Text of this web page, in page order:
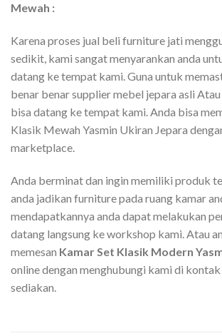
Mewah :
Karena proses jual beli furniture jati
sedikit, kami sangat menyarankan anda
datang ke tempat kami. Guna untuk
benar benar supplier mebel jepara asli
bisa datang ke tempat kami. Anda bisa
Klasik Mewah Yasmin Ukiran Jepara
marketplace.
Anda berminat dan ingin memiliki produk
anda jadikan furniture pada ruang kamar
mendapatkannya anda dapat melakukan
datang langsung ke workshop kami. Atau
memesan Kamar Set Klasik Modern
online dengan menghubungi kami di
sediakan.